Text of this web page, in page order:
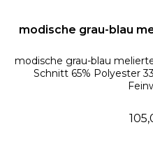
modische grau-blau
modische grau-blau
Schnitt 65% Polyester